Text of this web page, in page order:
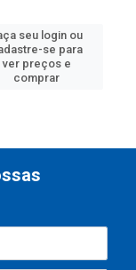
seu login ou
se para
ver preços e
comprar